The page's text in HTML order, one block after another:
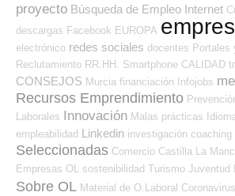
proyecto Búsqueda de Empleo Internet
descargas Facebook EUROPA
electrónico redes sociales docentes Portales
Reclutamiento RR.HH.
Smartphone CALIDAD
CONSEJOS Murcia financiación Infojobs
Recursos Emprendimiento
Laborales Innovación Malas prácticas
empleabilidad Linkedin investigación coaching
Seleccionadas Comercio Castilla La
Empresas OL
sostenibilidad Turismo Juventud
Sobre OL Material de O.Laboral Coronavirus